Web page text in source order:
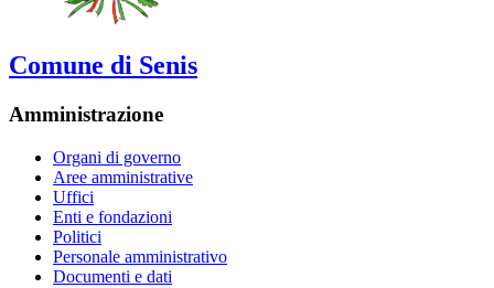
Comune di Senis
Amministrazione
Organi di governo
Aree amministrative
Uffici
Enti e fondazioni
Politici
Personale amministrativo
Documenti e dati